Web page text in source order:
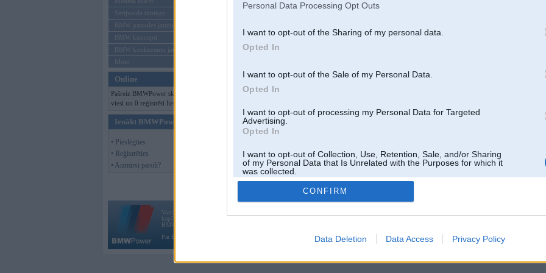
Personal Data Processing Opt Outs
I want to opt-out of the Sharing of my personal data.
Opted In
I want to opt-out of the Sale of my Personal Data.
Opted In
I want to opt-out of processing my Personal Data for Targeted
Advertising.
Opted In
I want to opt-out of Collection, Use, Retention, Sale, and/or Sharing
of my Personal Data that Is Unrelated with the Purposes for which it
was collected.
Opted Out
CONFIRM
Data Deletion Data Access Privacy Policy
Sērijveida tūnings
BMW pasaules jaunumi
BMW koncepti
BMW konkurentu jaunumi
Moto
Online
Pašreiz BMWPower skatās 122
viesi un 0 reģistrēti lietotāji.
Ienākt BMWPower
• Pieslēgties
• Reģistrēties
• Aizmirsi paroli?
Vortāls BMWPower.lv darbojas
kopš 2002. gada 14. maija. Tas nav auto klubs un nav saistīts ar
BMW AG.
Par BMWPower